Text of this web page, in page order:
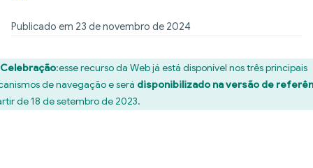
Publicado em 23 de novembro de 2024
Celebração:esse recurso da Web já está disponível nos três principais
de navegação e será disponibilizado na versão de
de 18 de setembro de 2023.